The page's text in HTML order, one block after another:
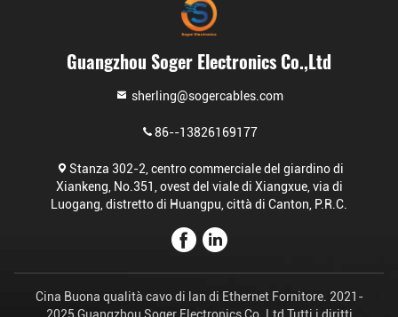
Guangzhou Soger Electronics Co.,Ltd
sherling@sogercables.com
86--13826169177
Stanza 302-2, centro commerciale del giardino di
Xiankeng, No.351, ovest del viale di Xiangxue, via di
Luogang, distretto di Huangpu, città di Canton, P.R.C.
Cina Buona qualità cavo di lan di Ethernet Fornitore. 2021-